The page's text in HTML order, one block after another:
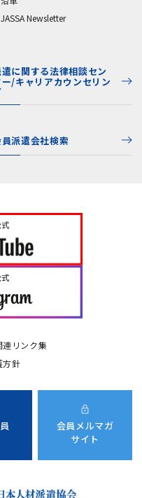
JASSA Newsletter
に関する法律相談セン
ー/キャリアカウンセリン
派遣会社検索
連リンク集
方針
会員メルマガ
サイト